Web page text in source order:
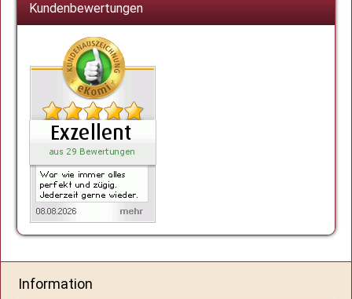
Kundenbewertungen
Information